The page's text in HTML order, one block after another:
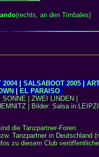
(rechts, an den Timbales)
2004| SALSABOOT 2005
EL PARAISO
SONNE ZWEI LINDEN
Bilder: Salsa in
die Tanzpartner-Foren:
Tanzpartner in Deutschland
zu diesem Club